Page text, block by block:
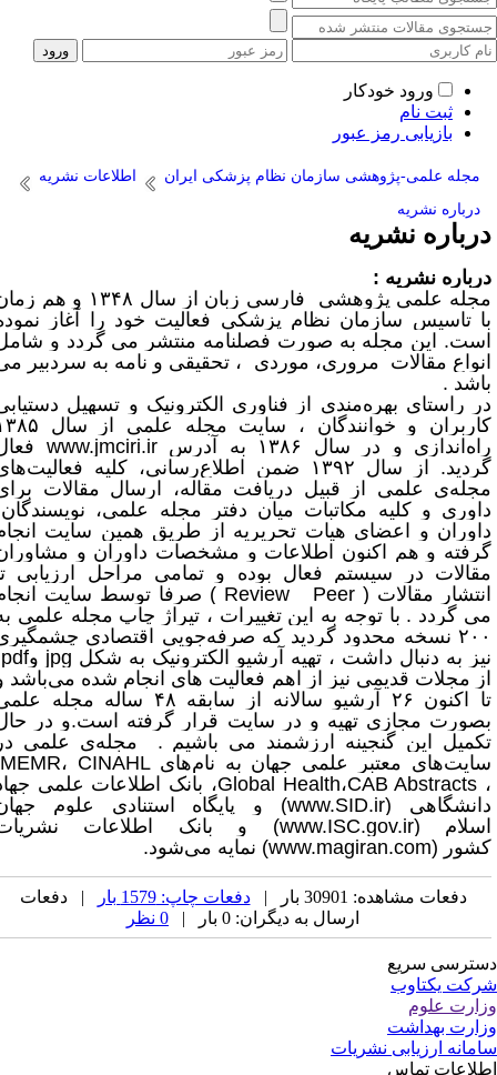
ورود خودکار
ثبت نام
بازیابی رمز عبور
مجله علمی-پژوهشی سازمان نظام پزشکی ایران
اطلاعات نشریه
درباره نشریه
نشریه
نشریه :
علمی پژوهشی
فارسی زبان از سال ۱۳۴۸ و هم زمان
تاسیس سازمان نظام پزشکی فعالیت خود را آغاز نموده
این مجله به صورت فصلنامه منتشر می گردد و شامل
مقالات مروری، موردی ، تحقیقی و نامه به سردبیر می
.
راستای بهره‌مندی از فناوری الکترونیک و تسهیل دستیابی
کاربران و خوانندگان ، سایت مجله علمی از سال ۱۳۸۵
و در سال ۱۳۸۶ به آدرس
www.jmciri.ir فعال
گردید. از سال ۱۳۹۲ ضمن اطلاع‌رسانی، کلیه فعالیت‌های
علمی از قبیل دریافت مقاله، ارسال مقالات برای
و کلیه مکاتبات میان دفتر مجله علمی، نویسندگان،
و اعضای هیات تحریریه از طریق همین سایت انجام
و هم اکنون اطلاعات و مشخصات داوران و مشاوران
در سیستم فعال بوده و تمامی مراحل ارزیابی تا
مقالات ( Peer
Review) صرفا توسط سایت انجام
گردد . با توجه به این تغییرات ، تیراژ چاپ مجله علمی به
۲۰۰ نسخه محدود گردید که صرفه‌جویی اقتصادی چشمگیری
به دنبال داشت ، تهیه آرشیو الکترونیک به شکلjpgو pdf
مجلات قدیمی نیز از اهم فعالیت های انجام شده می‌باشد و
تا اکنون ۲۶ آرشیو سالانه از سابقه ۴۸ ساله مجله علمی
مجازی تهیه و در سایت قرار گرفته است.و در حال
این گنجینه ارزشمند می باشیم . مجله‌ی علمی در
معتبر علمی جهان به نام‌هایCINAHL
IMEMR
CAB Abstracts،Global Health، بانک اطلاعات علمی جهاد
(www.SID.ir)
و پایگاه استنادی علوم جهان
(www.ISC.gov.ir)
و بانک اطلاعات نشریات
(www.magiran.com)نمایه می‌شود.
دفعات مشاهده: 30901 بار | دفعات چاپ: 1579 بار
| دفعات
ارسال به دیگران: 0 بار |
سریع
یکتاوب
علوم
بهداشت
ارزیابی نشریات
تماس